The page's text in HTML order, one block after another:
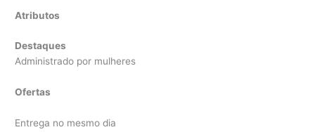
Atributos
Destaques
Administrado por mulheres
Ofertas
Entrega no mesmo dia